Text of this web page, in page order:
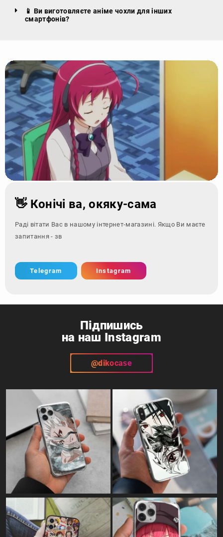
📱 Ви виготовляєте аніме чохли для інших
смартфонів?
👋 Конічі ва, окяку-сама
Раді вітати Вас в нашому інтернет-магазині. Якщо Ви маєте
запитання - зверніться за ко
Telegram Instagram
Підпишись
на наш Instagram
@dikocase